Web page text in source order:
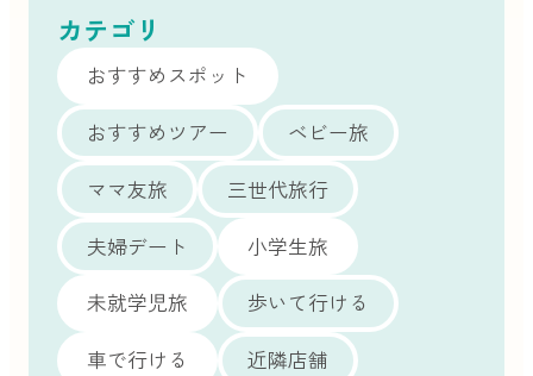
カテゴリ
おすすめスポット
おすすめツアー
ベビー旅
ママ友旅
三世代旅行
夫婦デート
小学生旅
未就学児旅
歩いて行ける
車で行ける
近隣店舗